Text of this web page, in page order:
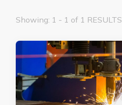
Showing: 1 - 1 of 1 RESULTS